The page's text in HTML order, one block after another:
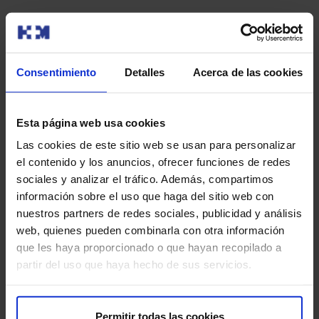
Consentimiento Detalles Acerca de las cookies
Esta página web usa cookies
Las cookies de este sitio web se usan para personalizar
el contenido y los anuncios, ofrecer funciones de redes
sociales y analizar el tráfico. Además, compartimos
información sobre el uso que haga del sitio web con
nuestros partners de redes sociales, publicidad y análisis
web, quienes pueden combinarla con otra información
que les haya proporcionado o que hayan recopilado a
partir del uso que haya hecho de sus servicios.
Permitir todas las cookies
NP RAFAEL SILVA ASUME EL CARGO DE DIRECTOR
TERRITORIAL DE HM HOSPITALES EN GALICIA.doc
También te puede interesar